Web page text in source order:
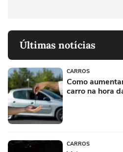
Últimas notícias
CARROS
Como
carro na hora
CARROS